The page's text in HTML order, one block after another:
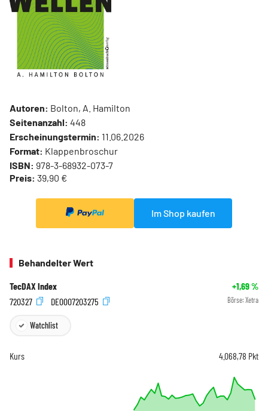
Autoren: Bolton, A. Hamilton
Seitenanzahl: 448
Erscheinungstermin: 11.06.2026
Format: Klappenbroschur
ISBN: 978-3-68932-073-7
Preis: 39,90 €
Im Shop kaufen
Behandelter Wert
TecDAX Index +1,69%
720327
DE0007203275 Börse: Xetra
Watchlist
Kurs 4.068,78 Pkt